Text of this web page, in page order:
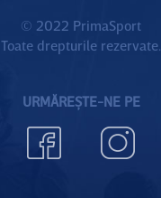
© 2022 PrimaSport
Toate drepturile rezervate.
URMĂREȘTE-NE PE